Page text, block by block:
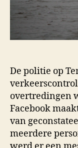
De politie op
overtredingen
Facebook
van
meerdere